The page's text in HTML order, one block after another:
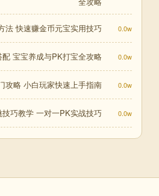
法 快速赚金币元宝实用技巧 0.0w
宝宝养成与PK打宝全攻略 0.0w
攻略 小白玩家快速上手指南 0.0w
技巧教学 一对一PK实战技巧 0.0w